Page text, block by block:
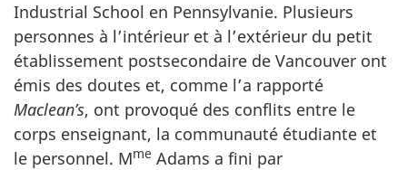
Industrial School en Pennsylvanie. Plusieurs
personnes à l’intérieur et à l’extérieur du petit
établissement postsecondaire de Vancouver ont
émis des doutes et, comme l’a rapporté
Maclean’s, ont provoqué des conflits entre le
corps enseignant, la communauté étudiante et
le personnel. Mme Adams a fini par